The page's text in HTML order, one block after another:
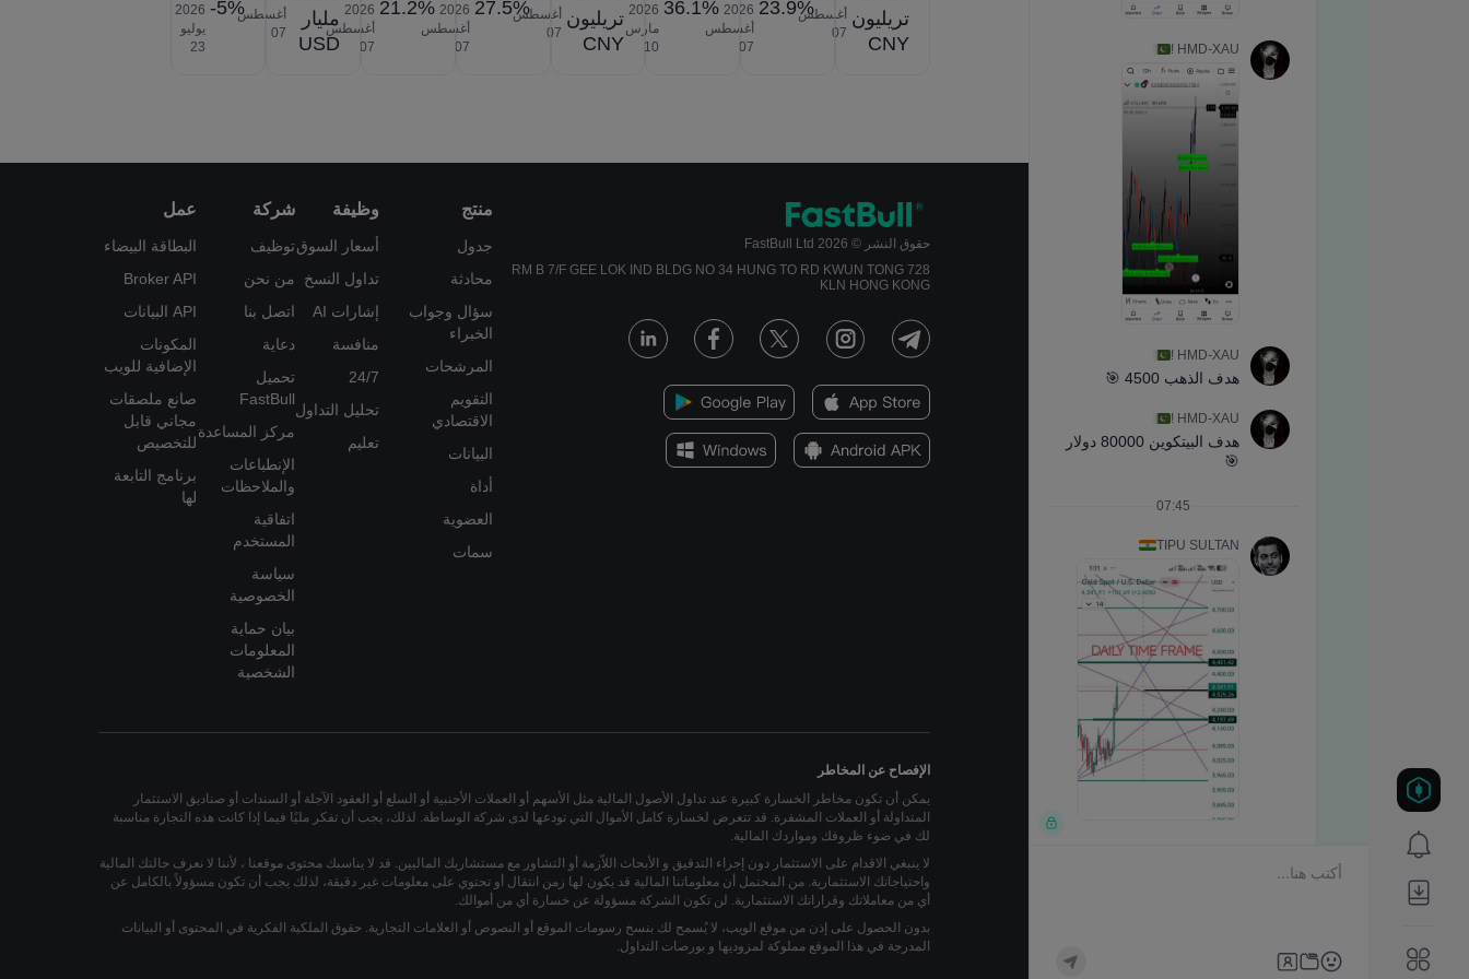
تريليون
CNY
أغسطس
‎07
23.9%
2026‎
أغسطس
‎07
36.1%
2026‎
مارس
‎10
تريليون
CNY
أغسطس
‎07
27.5%
2026‎
أغسطس
‎07
21.2%
2026‎
أغسطس
‎07
مليار
USD
أغسطس
‎07
-5%
2026‎
يوليو
‎23
حقوق النشر © 2026 FastBull Ltd
728 RM B 7/F GEE LOK IND BLDG NO 34 HUNG TO RD KWUN TONG
KLN HONG KONG
منتج
جدول
محادثة
سؤال وجواب
الخبراء
المرشحات
التقويم
الاقتصادي
البيانات
أداة
العضوية
سمات
وظيفة
أسعار السوق
تداول النسخ
إشارات AI
منافسة
24/7
تحليل التداول
تعليم
شركة
توظيف
من نحن
اتصل بنا
دعاية
تحميل
FastBull
مركز المساعدة
الإنطباعات
والملاحظات
اتفاقية
المستخدم
سياسة
الخصوصية
بيان حماية
المعلومات
الشخصية
عمل
البطاقة البيضاء
Broker API
API البيانات
المكونات
الإضافية للويب
صانع ملصقات
مجاني قابل
للتخصيص
برنامج التابعة
لها
الإفصاح عن المخاطر
يمكن أن تكون مخاطر الخسارة كبيرة عند تداول الأصول المالية مثل الأسهم أو العملات الأجنبية أو السلع أو العقود الآجلة أو السندات أو صناديق الاستثمار
المتداولة أو العملات المشفرة. قد تتعرض لخسارة كامل الأموال التي تودعها لدى شركة الوساطة. لذلك، يجب أن تفكر مليًا فيما إذا كانت هذه التجارة مناسبة
لك في ضوء ظروفك ومواردك المالية.
لا ينبغي الاقدام على الاستثمار دون إجراء التدقيق و الأبحاث اللاّزمة أو التشاور مع مستشاريك الماليين. قد لا يناسبك محتوى موقعنا ، لأننا لا نعرف حالتك المالية
واحتياجاتك الاستثمارية. من المحتمل أن معلوماتنا المالية قد يكون لها زمن انتقال أو تحتوي على معلومات غير دقيقة، لذلك يجب أن تكون مسؤولاً بالكامل عن
أي من معاملاتك وقراراتك الاستثمارية. لن تكون الشركة مسؤولة عن خسارة أي من أموالك.
بدون الحصول على إذن من موقع الويب، لا يُسمح لك بنسخ رسومات الموقع أو النصوص أو العلامات التجارية. حقوق الملكية الفكرية في المحتوى أو البيانات
المدرجة في هذا الموقع مملوكة لمزوديها و بورصات التداول.